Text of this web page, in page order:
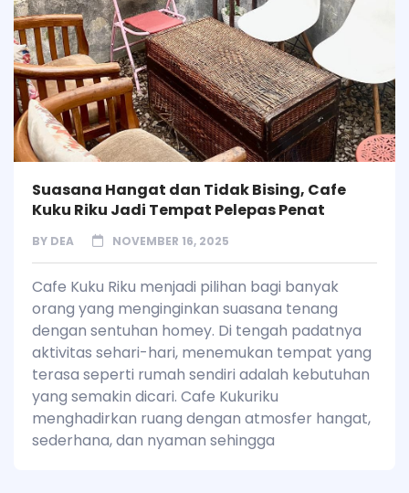
Suasana Hangat dan Tidak Bising, Cafe
Kuku Riku Jadi Tempat Pelepas Penat
BY DEA NOVEMBER 16, 2025
Cafe Kuku Riku menjadi pilihan bagi banyak
orang yang menginginkan suasana tenang
dengan sentuhan homey. Di tengah padatnya
aktivitas sehari-hari, menemukan tempat yang
terasa seperti rumah sendiri adalah kebutuhan
yang semakin dicari. Cafe Kukuriku
menghadirkan ruang dengan atmosfer hangat,
sederhana, dan nyaman sehingga